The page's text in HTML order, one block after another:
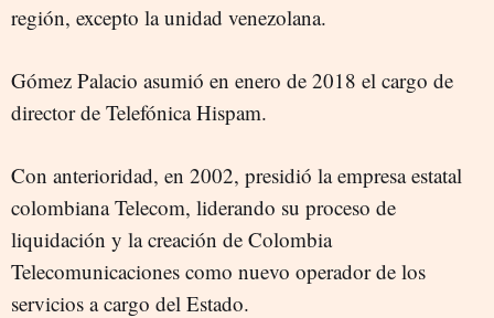
región, excepto la unidad venezolana.
Gómez Palacio asumió en enero de 2018 el cargo de
director de Telefónica Hispam.
Con anterioridad, en 2002, presidió la empresa estatal
colombiana Telecom, liderando su proceso de
liquidación y la creación de Colombia
Telecomunicaciones como nuevo operador de los
servicios a cargo del Estado.